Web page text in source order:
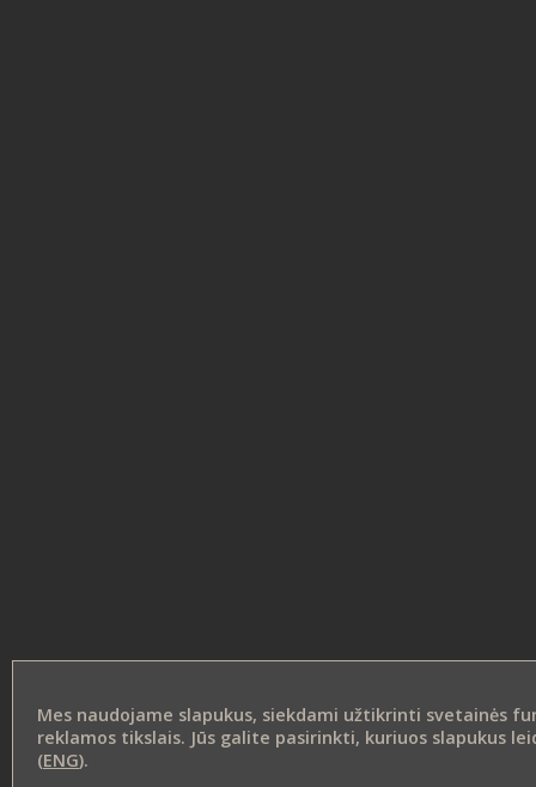
Mes naudojame slapukus, siekdami užtikrinti svetainės
reklamos tikslais. Jūs galite pasirinkti, kuriuos slapukus
(ENG).